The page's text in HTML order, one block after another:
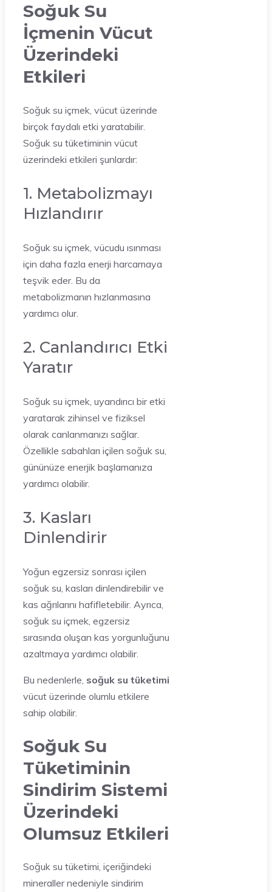
Soğuk Su
İçmenin Vücut
Üzerindeki
Etkileri
Soğuk su içmek, vücut üzerinde
birçok faydalı etki yaratabilir.
Soğuk su tüketiminin vücut
üzerindeki etkileri şunlardır:
1. Metabolizmayı
Hızlandırır
Soğuk su içmek, vücudu ısınması
için daha fazla enerji harcamaya
teşvik eder. Bu da
metabolizmanın hızlanmasına
yardımcı olur.
2. Canlandırıcı Etki
Yaratır
Soğuk su içmek, uyandırıcı bir etki
yaratarak zihinsel ve fiziksel
olarak canlanmanızı sağlar.
Özellikle sabahları içilen soğuk su,
gününüze enerjik başlamanıza
yardımcı olabilir.
3. Kasları
Dinlendirir
Yoğun egzersiz sonrası içilen
soğuk su, kasları dinlendirebilir ve
kas ağrılarını hafifletebilir. Ayrıca,
soğuk su içmek, egzersiz
sırasında oluşan kas yorgunluğunu
azaltmaya yardımcı olabilir.
Bu nedenlerle, soğuk su tüketimi
vücut üzerinde olumlu etkilere
sahip olabilir.
Soğuk Su
Tüketiminin
Sindirim Sistemi
Üzerindeki
Olumsuz Etkileri
Soğuk su tüketimi, içeriğindeki
mineraller nedeniyle sindirim